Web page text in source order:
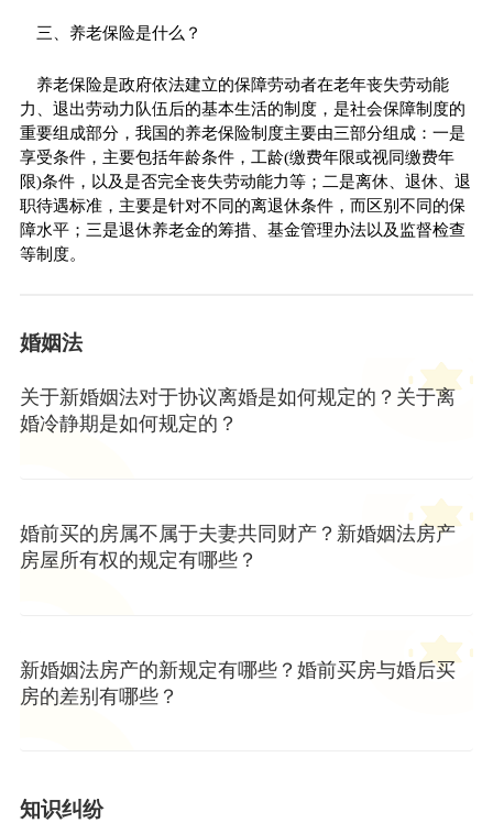
三、养老保险是什么？
养老保险是政府依法建立的保障劳动者在老年丧失劳动能
力、退出劳动力队伍后的基本生活的制度，是社会保障制度的
重要组成部分，我国的养老保险制度主要由三部分组成：一是
享受条件，主要包括年龄条件，工龄(缴费年限或视同缴费年
限)条件，以及是否完全丧失劳动能力等；二是离休、退休、退
职待遇标准，主要是针对不同的离退休条件，而区别不同的保
障水平；三是退休养老金的筹措、基金管理办法以及监督检查
等制度。
婚姻法
关于新婚姻法对于协议离婚是如何规定的？关于离
婚冷静期是如何规定的？
婚前买的房属不属于夫妻共同财产？新婚姻法房产
房屋所有权的规定有哪些？
新婚姻法房产的新规定有哪些？婚前买房与婚后买
房的差别有哪些？
知识纠纷